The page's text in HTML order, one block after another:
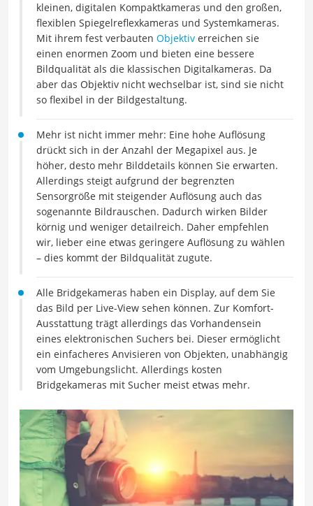
kleinen, digitalen Kompaktkameras und den großen,
flexiblen Spiegelreflexkameras und Systemkameras.
Mit ihrem fest verbauten Objektiv erreichen sie
einen enormen Zoom und bieten eine bessere
Bildqualität als die klassischen Digitalkameras. Da
aber das Objektiv nicht wechselbar ist, sind sie nicht
so flexibel in der Bildgestaltung.
Mehr ist nicht immer mehr: Eine hohe Auflösung
drückt sich in der Anzahl der Megapixel aus. Je
höher, desto mehr Bilddetails können Sie erwarten.
Allerdings steigt aufgrund der begrenzten
Sensorgröße mit steigender Auflösung auch das
sogenannte Bildrauschen. Dadurch wirken Bilder
körnig und weniger detailreich. Daher empfehlen
wir, lieber eine etwas geringere Auflösung zu wählen
– dies kommt der Bildqualität zugute.
Alle Bridgekameras haben ein Display, auf dem Sie
das Bild per Live-View sehen können. Zur Komfort-
Ausstattung trägt allerdings das Vorhandensein
eines elektronischen Suchers bei. Dieser ermöglicht
ein einfacheres Anvisieren von Objekten, unabhängig
vom Umgebungslicht. Allerdings kosten
Bridgekameras mit Sucher meist etwas mehr.